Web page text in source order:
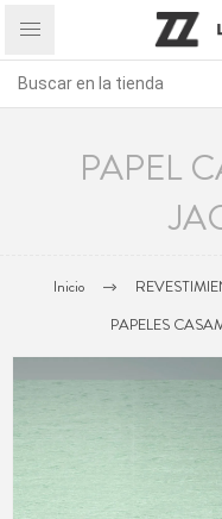
PAPEL
Inicio
PAPELES